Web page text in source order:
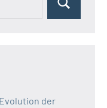
Suchen
der